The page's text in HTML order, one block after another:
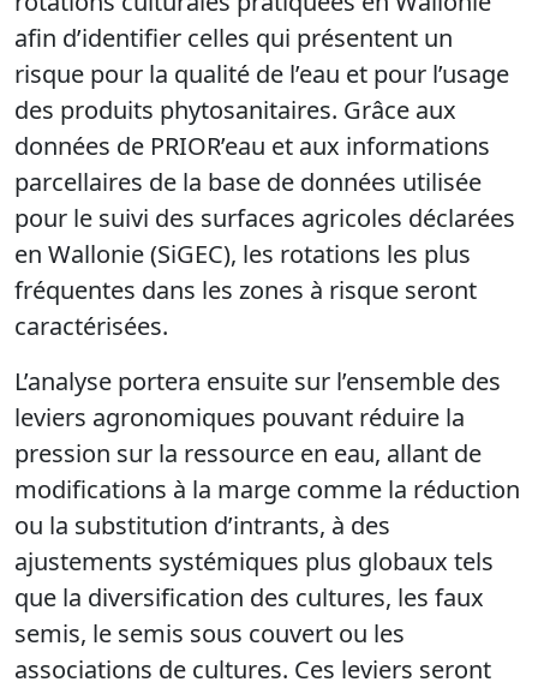
afin d’identifier celles qui présentent un
risque pour la qualité de l’eau et pour l’usage
des produits phytosanitaires. Grâce aux
données de PRIOR’eau et aux informations
parcellaires de la base de données utilisée
pour le suivi des surfaces agricoles déclarées
en Wallonie (SiGEC), les rotations les plus
fréquentes dans les zones à risque seront
caractérisées.
L’analyse portera ensuite sur l’ensemble des
leviers agronomiques pouvant réduire la
pression sur la ressource en eau, allant de
modifications à la marge comme la réduction
ou la substitution d’intrants, à des
ajustements systémiques plus globaux tels
que la diversification des cultures, les faux
semis, le semis sous couvert ou les
associations de cultures. Ces leviers seront